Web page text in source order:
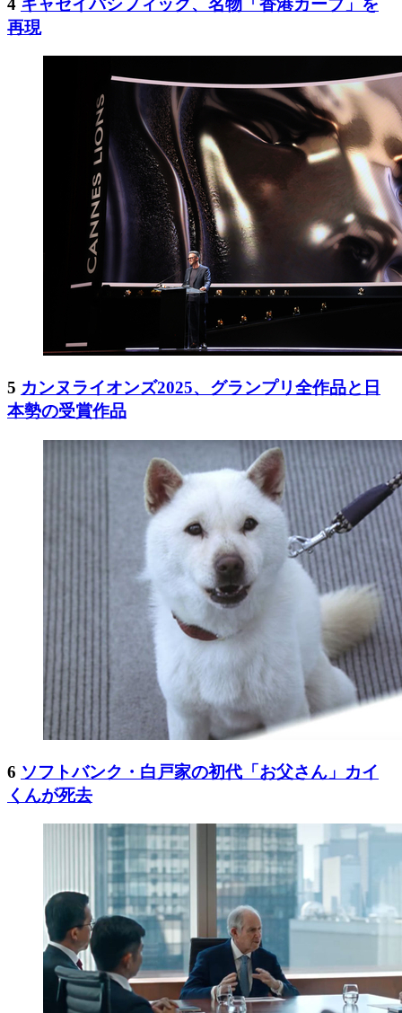
4 キャセイパシフィック、名物「香港カーブ」を
再現
5 カンヌライオンズ2025、グランプリ全作品と日
本勢の受賞作品
6 ソフトバンク・白戸家の初代「お父さん」カイ
くんが死去